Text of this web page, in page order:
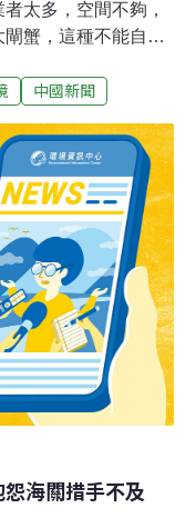
太多，空間不夠，
蟹，這種不能自然
，例如搬運用的水
抓破了，可能會拿
出有硝基呋喃殘留
商惹的禍，但依照
的責任。江蘇漁業
到養殖到出口、出
法的清潔藥劑，但
需要層層把關。
中國新聞
海關措手不及